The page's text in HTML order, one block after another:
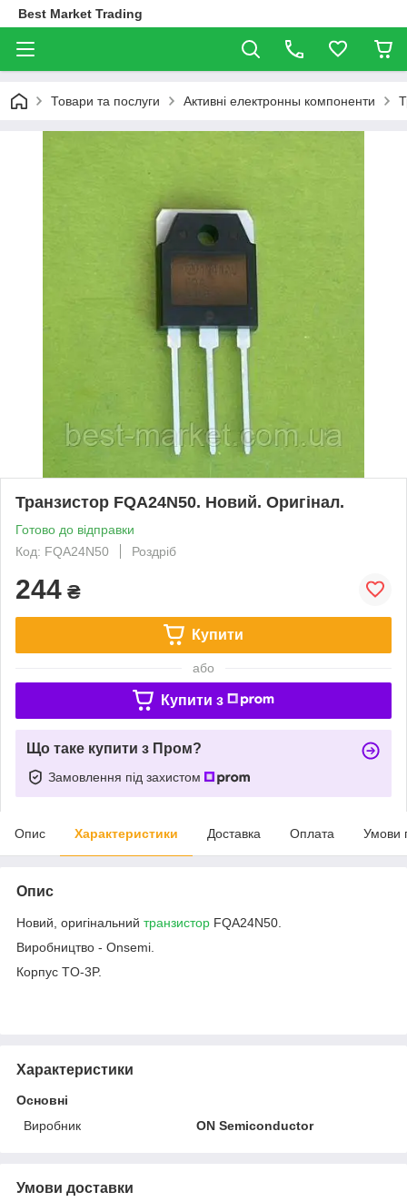
Best Market Trading
Товари та послуги Активні електронны компоненти
Транзистор FQA24N50. Новий. Оригінал.
Готово до відправки
Код: FQA24N50
Роздріб
244 ₴
Купити
або
Купити з
Що таке купити з Пром?
Замовлення під захистом
Опис Характеристики Доставка Оплата Умови
Опис
Новий, оригінальний транзистор FQA24N50.
Виробництво - Onsemi.
Корпус TO-3P.
Характеристики
Основні
Виробник
ON Semiconductor
Умови доставки